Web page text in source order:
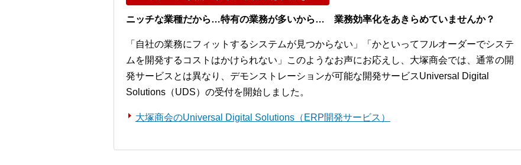
ニッチな業種だから…特有の業務が多いから… 業務効率化をあきらめていませんか？
「自社の業務にフィットするシステムが見つからない」「かといってフルオーダーでシステ
ムを開発するコストはかけられない」このようなお声にお応えし、大塚商会では、通常の開
発サービスとは異なり、デモンストレーションが可能な開発サービスUniversal Digital
Solutions（UDS）の受付を開始しました。
大塚商会のUniversal Digital Solutions（ERP開発サービス）